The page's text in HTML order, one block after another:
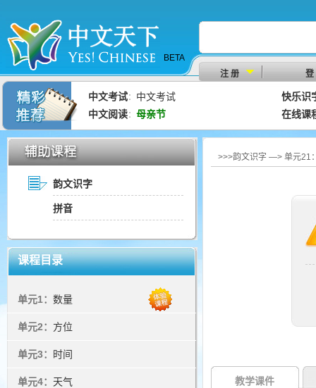
BETA
注 册
登
中文考试： 中文考试
快乐识
中文阅读： 母亲节 在线课
韵文识字
拼音
课程目录
单元1： 数量
单元2： 方位
单元3： 时间
单元4： 天气
>>>韵文识字 —> 单元21
教学课件